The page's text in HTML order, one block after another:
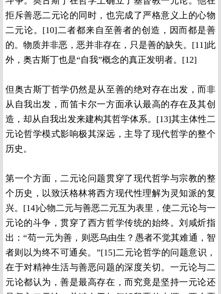
拒斥善恶二元论的同时，也完成了严格意义上的心物
二元论。[10]二者都来自至善者的创造，因而都是善
的。物质并非恶，恶并非存在，只是善的缺失。[11]此
外，奥古斯丁也是“自我”概念的真正发明者。[12]
但奥古斯丁哲学仍然是从至善的绝对存在出发，而非
从自我出发，而笛卡尔一方面承认最高的存在及其创
造，却从自我出发来建构其哲学体系。[13]其主体性二
元论哲学模式影响极其深远，主导了现代哲学的整个
历史。
第一个方面，二元论问题贯穿了现代哲学与宗教的整
个历史，以致沃格林将西方现代性理解为灵知派的复
兴。[14]心物二元与善恶二元互为表里，使二元论与一
元论的斗争，贯穿了西方哲学传统的始终。刘咸炘指
出：“苟一元为善，则恶乌由生？愚者不觉其难通，智
者则以为终不可通矣。”[15]二元论哲学的问题意识，
在于对精神生活与善恶问题的深度关切。一元论与二
元论都认为，善是最高存在，而究竟是坚持一元论还